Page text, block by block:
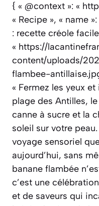
{ « @context »: «
« Recipe », « name
: recette créole
« https://
content/uploads/
flambee-
« Fermez les yeux
plage des Antilles,
canne à sucre et la
soleil sur votre
voyage sensoriel
aujourd’hui, sans
banane flambée
c’est une
et de saveurs qui